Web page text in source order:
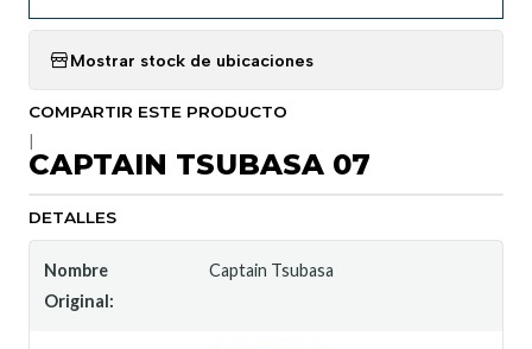
Mostrar stock de ubicaciones
COMPARTIR ESTE PRODUCTO
CAPTAIN TSUBASA 07
DETALLES
Nombre
Original:
Captain Tsubasa